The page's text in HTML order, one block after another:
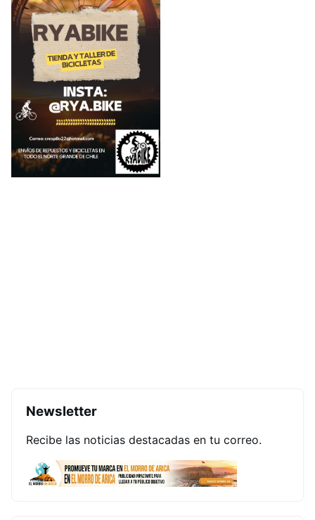
Newsletter
Recibe las noticias destacadas en tu correo.